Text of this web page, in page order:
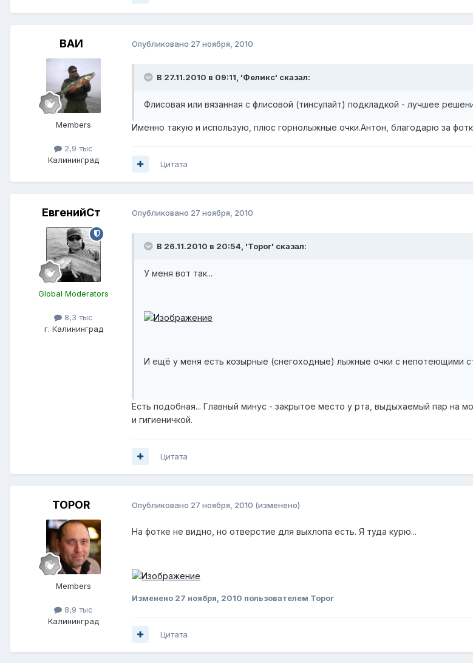
ВАИ
Members
2,9 тыс
Калининград
Опубликовано 27 ноября, 2010
В 27.11.2010 в 09:11, 'Феликс' сказал:
Флисовая или вязанная с флисовой (тинсулайт) подкладкой - лучшее
Именно такую и использую, плюс горнолыжные очки.Антон, благодарю за
Цитата
ЕвгенийСт
Global Moderators
8,3 тыс
г. Калининград
Опубликовано 27 ноября, 2010
В 26.11.2010 в 20:54, 'Topor' сказал:
У меня вот так...
И ещё у меня есть козырные (снегоходные) лыжные очки с непотеющими
Есть подобная... Главный минус - закрытое место у рта, выдыхаемый пар на
и гигиеничкой.
Цитата
TOPOR
Members
8,9 тыс
Калининград
Опубликовано 27 ноября, 2010 (изменено)
На фотке не видно, но отверстие для выхлопа есть. Я туда курю...
Изменено 27 ноября, 2010 пользователем Topor
Цитата